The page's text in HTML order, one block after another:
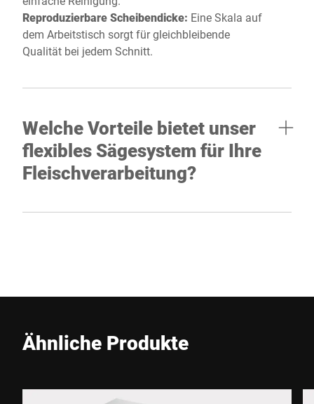
Reproduzierbare Scheibendicke: Eine Skala auf
dem Arbeitstisch sorgt für gleichbleibende
Qualität bei jedem Schnitt.
Welche Vorteile bietet unser
flexibles Sägesystem für Ihre
Fleischverarbeitung?
Ähnliche Produkte